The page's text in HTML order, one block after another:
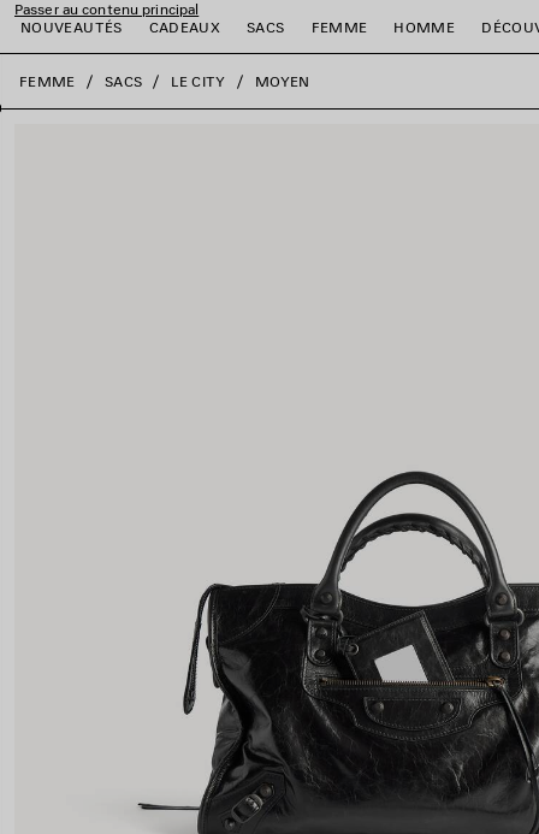
Passer au contenu principal
NOUVEAUTÉS
CADEAUX SACS FEMME HOMME
fermer la bannière
FEMME SACS LE CITY MOYEN